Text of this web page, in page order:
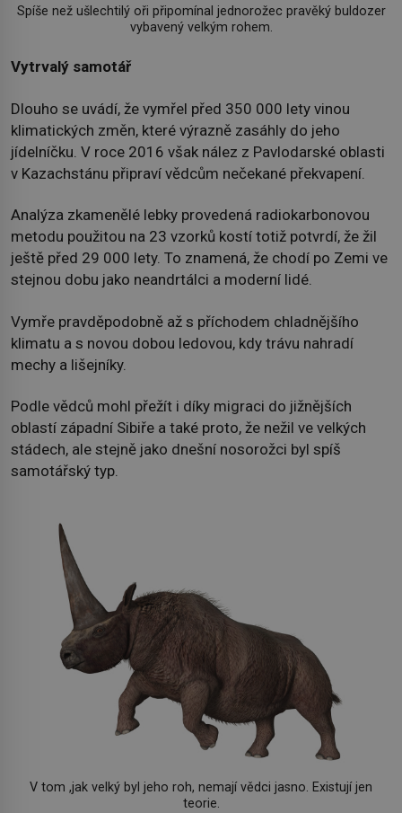
Spíše než ušlechtilý oři připomínal jednorožec pravěký buldozer
vybavený velkým rohem.
Vytrvalý samotář
Dlouho se uvádí, že vymřel před 350 000 lety vinou
klimatických změn, které výrazně zasáhly do jeho
jídelníčku. V roce 2016 však nález z Pavlodarské oblasti
v Kazachstánu připraví vědcům nečekané překvapení.
Analýza zkamenělé lebky provedená radiokarbonovou
metodu použitou na 23 vzorků kostí totiž potvrdí, že žil
ještě před 29 000 lety. To znamená, že chodí po Zemi ve
stejnou dobu jako neandrtálci a moderní lidé.
Vymře pravděpodobně až s příchodem chladnějšího
klimatu a s novou dobou ledovou, kdy trávu nahradí
mechy a lišejníky.
Podle vědců mohl přežít i díky migraci do jižnějších
oblastí západní Sibiře a také proto, že nežil ve velkých
stádech, ale stejně jako dnešní nosorožci byl spíš
samotářský typ.
V tom ,jak velký byl jeho roh, nemají vědci jasno. Existují jen
teorie.